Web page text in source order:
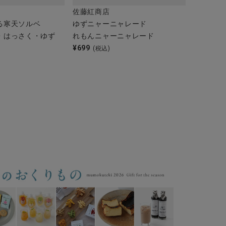
寒天ソルベ
はっさく・ゆず
佐藤紅商店
ゆずニャーニャレード
れもんニャーニャレード
¥699 (税込)